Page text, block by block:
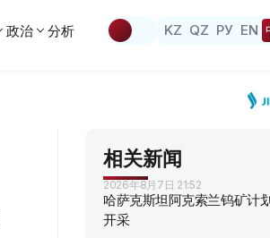
政治 分析 KZ QZ РУ EN
相关新闻
2026年8月7日 21:52
哈萨克斯坦阿克索兰钨矿计
开采